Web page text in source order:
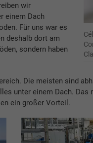
wir
einem Dach
Für uns war es
deshalb dort am
sondern haben
Die meisten sind
unter einem Dach. Das
ein großer Vorteil.